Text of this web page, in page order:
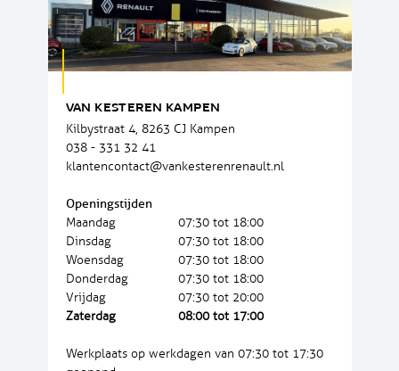
VAN KESTEREN KAMPEN
Kilbystraat 4, 8263 CJ Kampen
038 - 331 32 41
klantencontact@vankesterenrenault.nl
Openingstijden
Maandag
07:30 tot 18:00
Dinsdag
07:30 tot 18:00
Woensdag
07:30 tot 18:00
Donderdag
07:30 tot 18:00
Vrijdag
07:30 tot 20:00
Zaterdag
08:00 tot 17:00
Werkplaats op werkdagen van 07:30 tot 17:30